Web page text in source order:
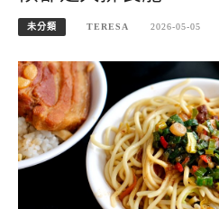
未分類 TERESA 2026-05-05